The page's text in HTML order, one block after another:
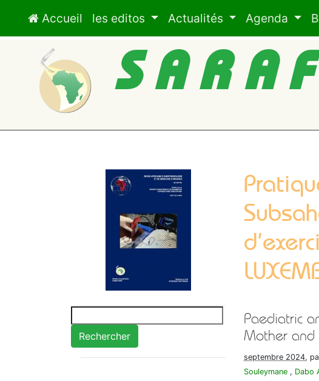
Accueil les editos Actualités Agenda
Rechercher
Paediatric
Mother and
septembre 2024,
Souleymane , Dabo